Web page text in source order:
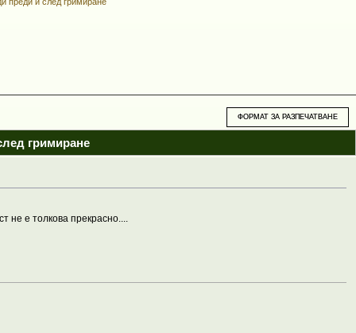
преди и след гримиране
ФОРМАТ ЗА РАЗПЕЧАТВАНЕ
гримиране
не е толкова прекрасно....